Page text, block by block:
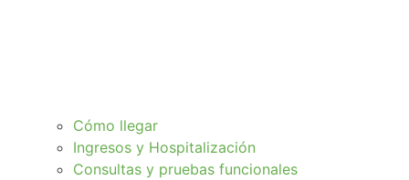
Cómo llegar
Ingresos y Hospitalización
Consultas y pruebas funcionales